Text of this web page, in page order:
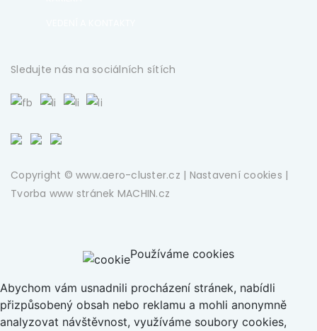
Sledujte nás na sociálních sítích
Copyright © www.aero-cluster.cz | Nastavení cookies |
Tvorba www stránek MACHIN.cz
Používáme cookies
Abychom vám usnadnili procházení stránek, nabídli
přizpůsobený obsah nebo reklamu a mohli anonymně
analyzovat návštěvnost, využíváme soubory cookies,